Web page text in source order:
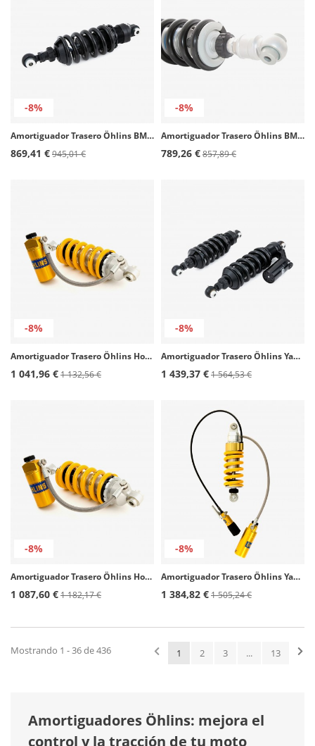
-8%
Amortiguador Trasero Öhlins BMW R Nine T Scrambler (21-23), Urban GS (16,21-23), S 1000 R (20) BM 495
869,41 €945,01 €
-8%
Amortiguador Trasero Öhlins BMW R Nine T (14-20) BM 652
789,26 €857,89 €
-8%
Amortiguador Trasero Öhlins Honda CRF300 Rally/CRF300L (21-26) HO 213
1 041,96 €1 132,56 €
-8%
Amortiguador Trasero Öhlins Yamaha MT-09 (21-25) YA 580
1 439,37 €1 564,53 €
-8%
Amortiguador Trasero Öhlins Honda CB 500 F (19-21), CB 500 X (19-21) HO 916
1 087,60 €1 182,17 €
-8%
Amortiguador Trasero Öhlins Yamaha FJR 1300 (06-14) YA 707
1 384,82 €1 505,24 €
1 2 3 ... 13
Mostrando 1 - 36 de 436
Amortiguadores Öhlins: mejora el
control y la tracción de tu moto